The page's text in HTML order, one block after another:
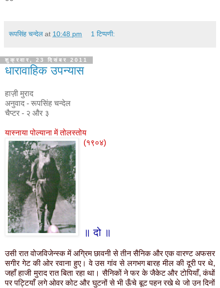
रूपसिंह चन्देल at 10:48 pm 1 टिप्पणी:
शुक्रवार, 23 दिसंबर 2011
धारावाहिक उपन्यास
हाज़ी मुराद
अनुवाद - रूपसिंह चन्देल
चैप्टर - २ और ३
यास्नाया पोल्याना में तोलस्तोय
(१९०४)
॥ दो ॥
उसी रात वोजविजेन्स्क में अग्रिम छावनी से तीन सैनिक और एक वारण्ट अफसर
सगीर गेट की ओर रवाना हुए। वे उस गांव से लगभग बारह मील की दूरी पर थे,
जहाँ हाजी मुराद रात बिता रहा था। सैनिकों ने फर के जैकेट और टोपियाँ, कंधों
पर पट्टियाँ लगे ओवर कोट और घुटनों से भी ऊँचे बूट पहन रखे थे जो उन दिनों